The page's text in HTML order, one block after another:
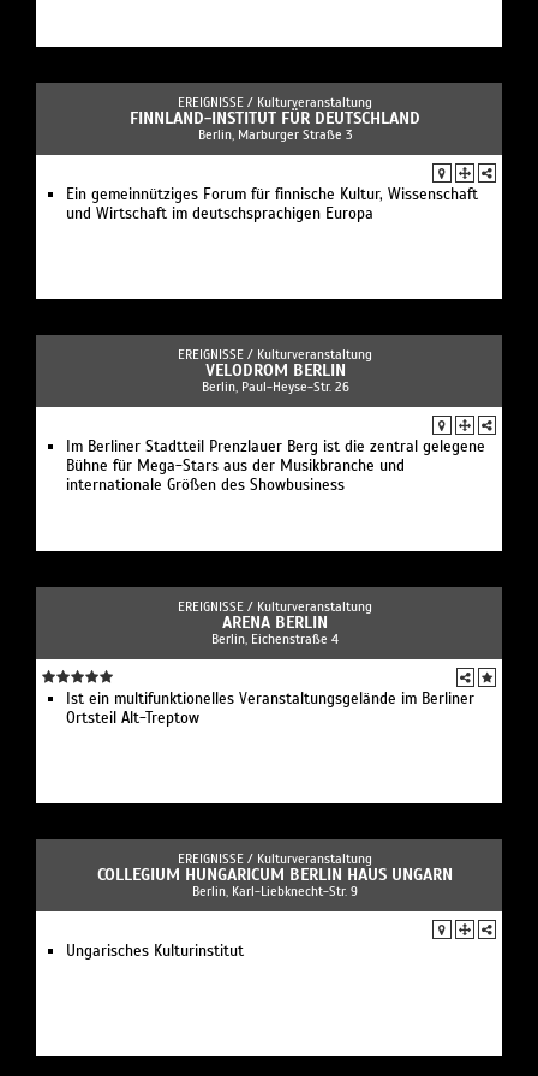
EREIGNISSE / Kulturveranstaltung
FINNLAND-INSTITUT FÜR DEUTSCHLAND
Berlin, Marburger Straße 3
Ein gemeinnütziges Forum für finnische Kultur, Wissenschaft
und Wirtschaft im deutschsprachigen Europa
EREIGNISSE / Kulturveranstaltung
VELODROM BERLIN
Berlin, Paul-Heyse-Str. 26
Im Berliner Stadtteil Prenzlauer Berg ist die zentral gelegene
Bühne für Mega-Stars aus der Musikbranche und
internationale Größen des Showbusiness
EREIGNISSE / Kulturveranstaltung
ARENA BERLIN
Berlin, Eichenstraße 4
Ist ein multifunktionelles Veranstaltungsgelände im Berliner
Ortsteil Alt-Treptow
EREIGNISSE / Kulturveranstaltung
COLLEGIUM HUNGARICUM BERLIN HAUS UNGARN
Berlin, Karl-Liebknecht-Str. 9
Ungarisches Kulturinstitut